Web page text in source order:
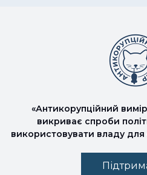
«Антикорупційний
викриває спроби
використовувати владу